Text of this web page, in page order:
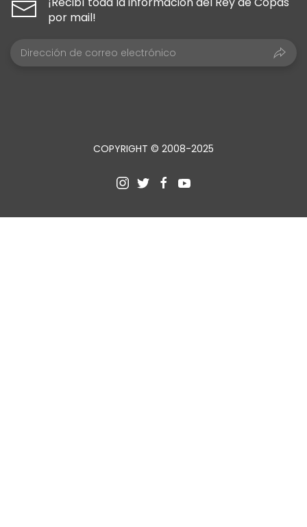
por mail!
COPYRIGHT © 2008-2025